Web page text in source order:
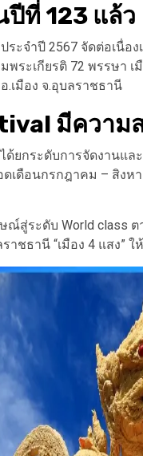
ปีที่ 123 แล้ว
ะจำปี 2567 จัดต่อเนื่อ
ระเกียรติ 72 พรรษา เ
.เมือง จ.อุบลราชธานี
มีควา
ยกระดับการจัดงานแล
ดือนกรกฎาคม – สิงห
สู่ระดับ World class ต
าชธานี “เมือง 4 แสง”